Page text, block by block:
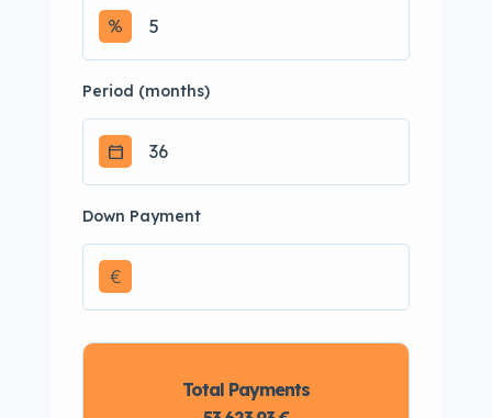
Period (months)
Down Payment
€
Total Payments